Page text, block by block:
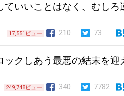
ていいことはなく、むしろ
17,551ビュー 210 73
クしあう最悪の結末を迎
249,748ビュー 340 7782